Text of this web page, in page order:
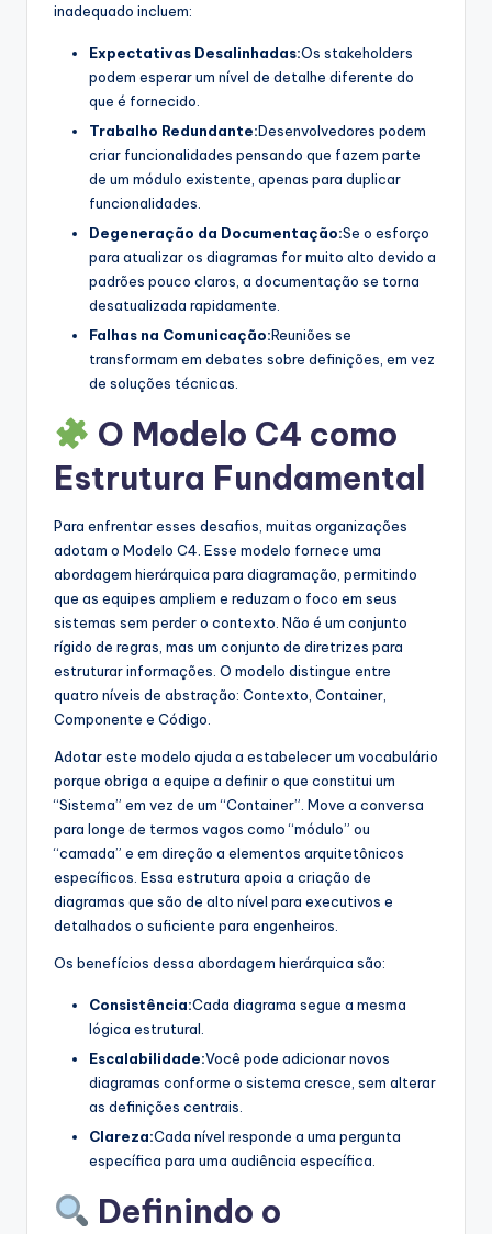
inadequado incluem:
Expectativas Desalinhadas:Os stakeholders
podem esperar um nível de detalhe diferente do
que é fornecido.
Trabalho Redundante:Desenvolvedores podem
criar funcionalidades pensando que fazem parte
de um módulo existente, apenas para duplicar
funcionalidades.
Degeneração da Documentação:Se o esforço
para atualizar os diagramas for muito alto devido a
padrões pouco claros, a documentação se torna
desatualizada rapidamente.
Falhas na Comunicação:Reuniões se
transformam em debates sobre definições, em vez
de soluções técnicas.
O Modelo C4 como
Estrutura Fundamental
Para enfrentar esses desafios, muitas organizações
adotam o Modelo C4. Esse modelo fornece uma
abordagem hierárquica para diagramação, permitindo
que as equipes ampliem e reduzam o foco em seus
sistemas sem perder o contexto. Não é um conjunto
rígido de regras, mas um conjunto de diretrizes para
estruturar informações. O modelo distingue entre
quatro níveis de abstração: Contexto, Container,
Componente e Código.
Adotar este modelo ajuda a estabelecer um vocabulário
porque obriga a equipe a definir o que constitui um
“Sistema” em vez de um “Container”. Move a conversa
para longe de termos vagos como “módulo” ou
“camada” e em direção a elementos arquitetônicos
específicos. Essa estrutura apoia a criação de
diagramas que são de alto nível para executivos e
detalhados o suficiente para engenheiros.
Os benefícios dessa abordagem hierárquica são:
Consistência:Cada diagrama segue a mesma
lógica estrutural.
Escalabilidade:Você pode adicionar novos
diagramas conforme o sistema cresce, sem alterar
as definições centrais.
Clareza:Cada nível responde a uma pergunta
específica para uma audiência específica.
Definindo o